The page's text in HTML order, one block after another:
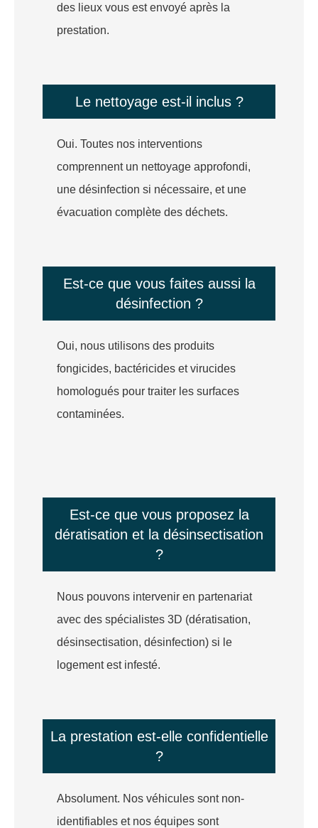
des lieux vous est envoyé après la
prestation.
Le nettoyage est-il inclus ?
Oui. Toutes nos interventions
comprennent un nettoyage approfondi,
une désinfection si nécessaire, et une
évacuation complète des déchets.
Est-ce que vous faites aussi la
désinfection ?
Oui, nous utilisons des produits
fongicides, bactéricides et virucides
homologués pour traiter les surfaces
contaminées.
Est-ce que vous proposez la
dératisation et la désinsectisation
?
Nous pouvons intervenir en partenariat
avec des spécialistes 3D (dératisation,
désinsectisation, désinfection) si le
logement est infesté.
La prestation est-elle confidentielle
?
Absolument. Nos véhicules sont non-
identifiables et nos équipes sont